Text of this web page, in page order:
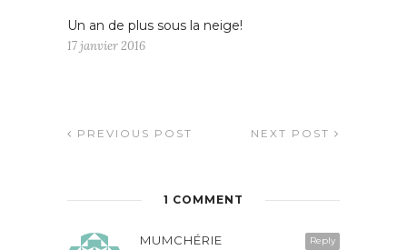
Un an de plus sous la neige!
17 janvier 2016
PREVIOUS POST NEXT POST
1 COMMENT
Reply
MUMCHÉRIE